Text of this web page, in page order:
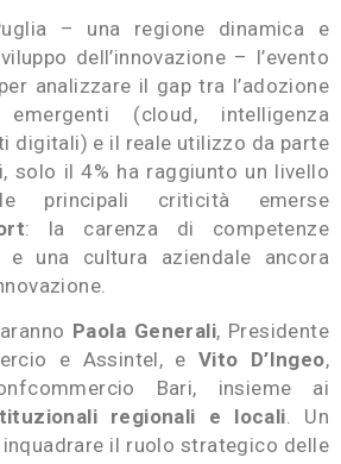
– una regione dinamica e
dell’innovazione – l’evento
analizzare il gap tra l’adozione
(cloud, intelligenza
digitali) e il reale utilizzo da parte
solo il 4% ha raggiunto un livello
principali criticità emerse
: la carenza di competenze
una cultura aziendale ancora
Paola Generali, Presidente
e Assintel, e Vito D’Ingeo,
Bari, insieme ai
regionali e locali. Un
il ruolo strategico delle